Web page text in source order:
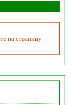
на страницу